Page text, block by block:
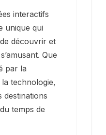
interactifs
unique qui
découvrir et
Que
par la
la technologie,
destinations
temps de